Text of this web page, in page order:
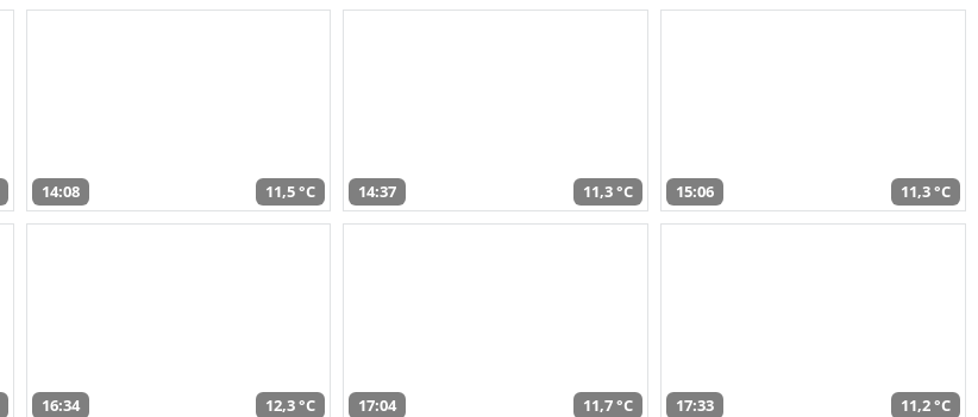
14:08 11,5 °C 14:37 11,3 °C 15:06 11,3 °C
16:34 12,3 °C 17:04 11,7 °C 17:33 11,2 °C